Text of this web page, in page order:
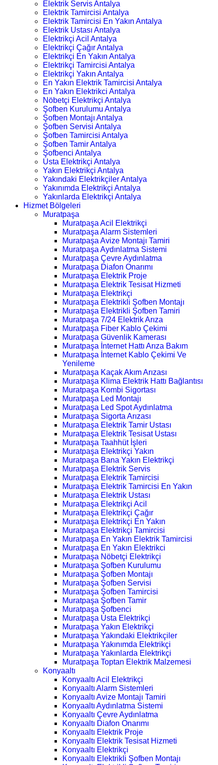
Elektrik Servis Antalya
Elektrik Tamircisi Antalya
Elektrik Tamircisi En Yakın Antalya
Elektrik Ustası Antalya
Elektrikçi Acil Antalya
Elektrikçi Çağır Antalya
Elektrikçi En Yakın Antalya
Elektrikçi Tamircisi Antalya
Elektrikçi Yakın Antalya
En Yakın Elektrik Tamircisi Antalya
En Yakın Elektrikci Antalya
Nöbetçi Elektrikçi Antalya
Şofben Kurulumu Antalya
Şofben Montajı Antalya
Şofben Servisi Antalya
Şofben Tamircisi Antalya
Şofben Tamir Antalya
Şofbenci Antalya
Usta Elektrikçi Antalya
Yakın Elektrikçi Antalya
Yakındaki Elektrikçiler Antalya
Yakınımda Elektrikçi Antalya
Yakınlarda Elektrikçi Antalya
Hizmet Bölgeleri
Muratpaşa
Muratpaşa Acil Elektrikçi
Muratpaşa Alarm Sistemleri
Muratpaşa Avize Montajı Tamiri
Muratpaşa Aydınlatma Sistemi
Muratpaşa Çevre Aydınlatma
Muratpaşa Diafon Onarımı
Muratpaşa Elektrik Proje
Muratpaşa Elektrik Tesisat Hizmeti
Muratpaşa Elektrikçi
Muratpaşa Elektrikli Şofben Montajı
Muratpaşa Elektrikli Şofben Tamiri
Muratpaşa 7/24 Elektrik Arıza
Muratpaşa Fiber Kablo Çekimi
Muratpaşa Güvenlik Kamerası
Muratpaşa İnternet Hattı Arıza Bakım
Muratpaşa İnternet Kablo Çekimi Ve
Yenileme
Muratpaşa Kaçak Akım Arızası
Muratpaşa Klima Elektrik Hattı Bağlantısı
Muratpaşa Kombi Sigortası
Muratpaşa Led Montajı
Muratpaşa Led Spot Aydınlatma
Muratpaşa Sigorta Arızası
Muratpaşa Elektrik Tamir Ustası
Muratpaşa Elektrik Tesisat Ustası
Muratpaşa Taahhüt İşleri
Muratpaşa Elektrikçi Yakın
Muratpaşa Bana Yakın Elektrikçi
Muratpaşa Elektrik Servis
Muratpaşa Elektrik Tamircisi
Muratpaşa Elektrik Tamircisi En Yakın
Muratpaşa Elektrik Ustası
Muratpaşa Elektrikçi Acil
Muratpaşa Elektrikçi Çağır
Muratpaşa Elektrikçi En Yakın
Muratpaşa Elektrikçi Tamircisi
Muratpaşa En Yakın Elektrik Tamircisi
Muratpaşa En Yakın Elektrikci
Muratpaşa Nöbetçi Elektrikçi
Muratpaşa Şofben Kurulumu
Muratpaşa Şofben Montajı
Muratpaşa Şofben Servisi
Muratpaşa Şofben Tamircisi
Muratpaşa Şofben Tamir
Muratpaşa Şofbenci
Muratpaşa Usta Elektrikçi
Muratpaşa Yakın Elektrikçi
Muratpaşa Yakındaki Elektrikçiler
Muratpaşa Yakınımda Elektrikçi
Muratpaşa Yakınlarda Elektrikçi
Muratpaşa Toptan Elektrik Malzemesi
Konyaaltı
Konyaaltı Acil Elektrikçi
Konyaaltı Alarm Sistemleri
Konyaaltı Avize Montajı Tamiri
Konyaaltı Aydınlatma Sistemi
Konyaaltı Çevre Aydınlatma
Konyaaltı Diafon Onarımı
Konyaaltı Elektrik Proje
Konyaaltı Elektrik Tesisat Hizmeti
Konyaaltı Elektrikçi
Konyaaltı Elektrikli Şofben Montajı